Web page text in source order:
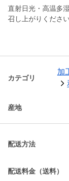
直射日光・高温多
召し上がりください
カテゴリ
加
産地
配送方法
配送料金（送料）